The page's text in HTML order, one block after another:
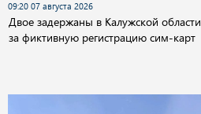
09:20 07 августа 2026
Двое задержаны в Калужской области
за фиктивную регистрацию сим-карт